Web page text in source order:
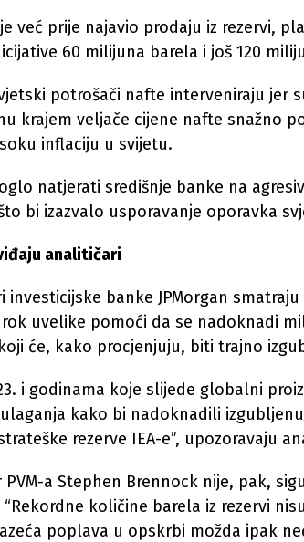
već prije najavio prodaju iz rezervi,
60 milijuna barela i još 120
potrošači nafte interveniraju jer
krajem veljače cijene nafte snažno
inflaciju u svijetu.
natjerati središnje banke na
bi izazvalo usporavanje oporavka
analitičari
investicijske banke JPMorgan
uvelike pomoći da se nadoknadi
će, kako procjenjuju, biti trajno
i godinama koje slijede globalni
kako bi nadoknadili
rezerve IEA-e”, upozoravaju
a Stephen Brennock nije, pak,
količine barela iz rezervi
poplava u opskrbi možda ipak